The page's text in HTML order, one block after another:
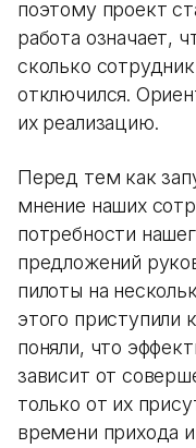
поэтому проект
работа означает,
сколько
отключился.
их реализацию.
Перед тем как
мнение наших
потребности
предложений
пилоты на
этого приступили
поняли, что
зависит от
только от их
времени прихода